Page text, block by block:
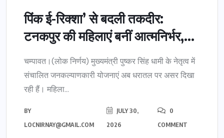
पिंक ई-रिक्शा’ से बदली तकदीर:
टनकपुर की महिलाएं बनीं आत्मनिर्भर,...
चम्पावत।(लोक निर्णय) मुख्यमंत्री पुष्कर सिंह धामी के नेतृत्व में
संचालित जनकल्याणकारी योजनाएं अब धरातल पर असर दिखा
रही हैं। महिला...
BY
LOCNIRNAY@GMAIL.COM
JULY 30,
2026
0
COMMENT